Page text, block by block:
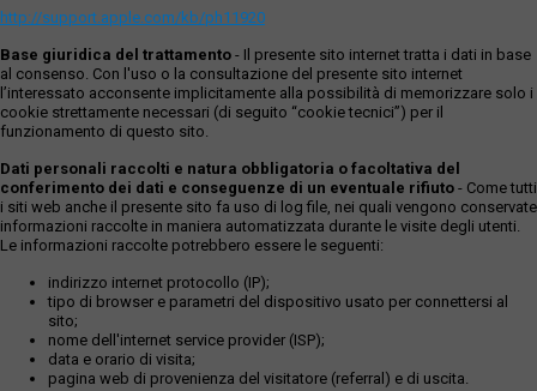
http://support.apple.com/kb/ph11920
Base giuridica del trattamento - Il presente sito internet tratta i dati in base
al consenso. Con l'uso o la consultazione del presente sito internet
l’interessato acconsente implicitamente alla possibilità di memorizzare solo i
cookie strettamente necessari (di seguito “cookie tecnici”) per il
funzionamento di questo sito.
Dati personali raccolti e natura obbligatoria o facoltativa del
conferimento dei dati e conseguenze di un eventuale rifiuto - Come tutti
i siti web anche il presente sito fa uso di log file, nei quali vengono conservate
informazioni raccolte in maniera automatizzata durante le visite degli utenti.
Le informazioni raccolte potrebbero essere le seguenti:
indirizzo internet protocollo (IP);
tipo di browser e parametri del dispositivo usato per connettersi al
sito;
nome dell'internet service provider (ISP);
data e orario di visita;
pagina web di provenienza del visitatore (referral) e di uscita.